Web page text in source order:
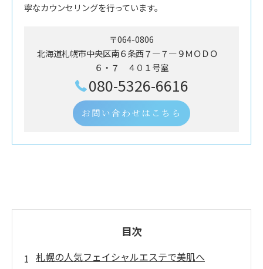
寧なカウンセリングを行っています。
〒064-0806
北海道札幌市中央区南６条西７―７―９ＭＯＤＯ
６・７ ４０１号室
080-5326-6616
お問い合わせはこちら
目次
札幌の人気フェイシャルエステで美肌へ